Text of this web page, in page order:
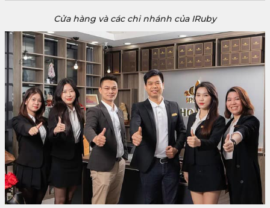
Cửa hàng và các chi nhánh của IRuby